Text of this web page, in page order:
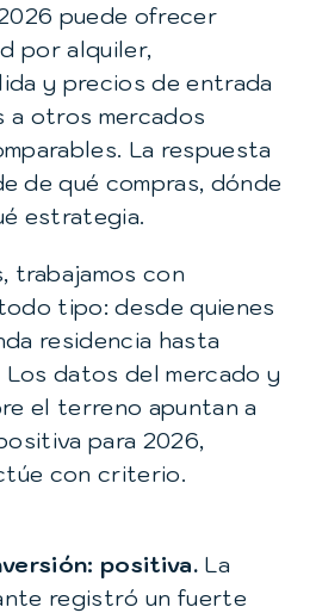
puede ofrecer
por alquiler,
y precios de entrada
a otros mercados
La respuesta
de qué compras, dónde
estrategia.
, trabajamos con
tipo: desde quienes
residencia hasta
datos del mercado y
el terreno apuntan a
para 2026,
con criterio.
positiva. La
registró un fuerte